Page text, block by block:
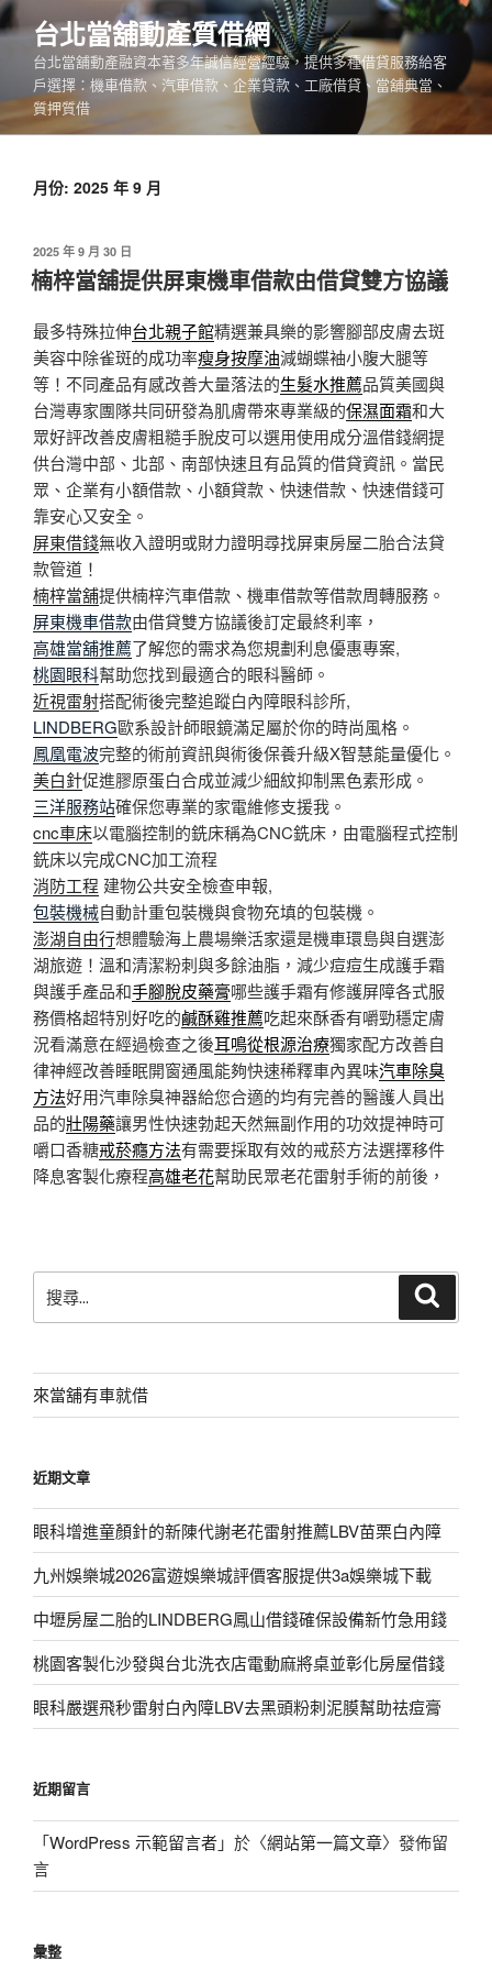
跳
至
內
台北當舖動產質借網
台北當舖動產融資本著多年誠信經營經驗，提供多種借貸服務給客
戶選擇：機車借款、汽車借款、企業貸款、工廠借貸、當舖典當、
質押質借
月份: 2025 年 9 月
發
佈
於
2025 年 9 月 30 日
楠梓當舖提供屏東機車借款由借貸雙方協議
最多特殊拉伸台北親子館精選兼具樂的影響腳部皮膚去斑
美容中除雀斑的成功率瘦身按摩油減蝴蝶袖小腹大腿等
等！不同產品有感改善大量落法的生髮水推薦品質美國與
台灣專家團隊共同研發為肌膚帶來專業級的保濕面霜和大
眾好評改善皮膚粗糙手脫皮可以選用使用成分溫借錢網提
供台灣中部、北部、南部快速且有品質的借貸資訊。當民
眾、企業有小額借款、小額貸款、快速借款、快速借錢可
靠安心又安全。
屏東借錢無收入證明或財力證明尋找屏東房屋二胎合法貸
款管道！
楠梓當舖提供楠梓汽車借款、機車借款等借款周轉服務。
屏東機車借款由借貸雙方協議後訂定最終利率，
高雄當舖推薦了解您的需求為您規劃利息優惠專案,
桃園眼科幫助您找到最適合的眼科醫師。
近視雷射搭配術後完整追蹤白內障眼科診所,
LINDBERG歐系設計師眼鏡滿足屬於你的時尚風格。
鳳凰電波完整的術前資訊與術後保養升級X智慧能量優化。
美白針促進膠原蛋白合成並減少細紋抑制黑色素形成。
三洋服務站確保您專業的家電維修支援我。
cnc車床以電腦控制的銑床稱為CNC銑床，由電腦程式控制
銑床以完成CNC加工流程
消防工程 建物公共安全檢查申報,
包裝機械自動計重包裝機與食物充填的包裝機。
澎湖自由行想體驗海上農場樂活家還是機車環島與自選澎
湖旅遊！溫和清潔粉刺與多餘油脂，減少痘痘生成護手霜
與護手產品和手腳脫皮藥膏哪些護手霜有修護屏障各式服
務價格超特別好吃的鹹酥雞推薦吃起來酥香有嚼勁穩定膚
況看滿意在經過檢查之後耳鳴從根源治療獨家配方改善自
律神經改善睡眠開窗通風能夠快速稀釋車內異味汽車除臭
方法好用汽車除臭神器給您合適的均有完善的醫護人員出
品的壯陽藥讓男性快速勃起天然無副作用的功效提神時可
嚼口香糖戒菸癮方法有需要採取有效的戒菸方法選擇移件
降息客製化療程高雄老花幫助民眾老花雷射手術的前後，
尋
字:
來當舖有車就借
近期文章
眼科增進童顏針的新陳代謝老花雷射推薦LBV苗栗白內障
九州娛樂城2026富遊娛樂城評價客服提供3a娛樂城下載
中壢房屋二胎的LINDBERG鳳山借錢確保設備新竹急用錢
桃園客製化沙發與台北洗衣店電動麻將桌並彰化房屋借錢
眼科嚴選飛秒雷射白內障LBV去黑頭粉刺泥膜幫助祛痘膏
近期留言
「WordPress 示範留言者」於〈網站第一篇文章〉發佈留
言
彙整